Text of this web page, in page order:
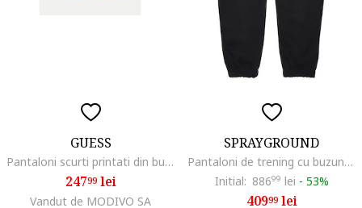
GUESS
Pantaloni scurti printati din bumbac.
24799lei
Vandut de MODIVO SA
SPRAYGROUND
Pantaloni de trening cu buzunare cu fermoar Special, Negru/Rosu vermillion
Initial: 88699 lei - 53%
40999lei